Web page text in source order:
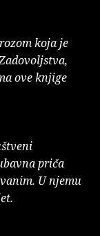
koja je
ove knjige
priča
U njemu